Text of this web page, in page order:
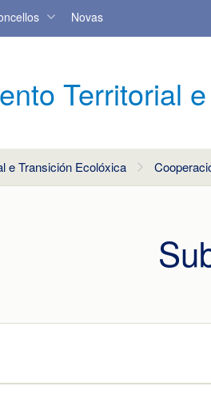
Novas
Territorial
e Transición Ecolóxica